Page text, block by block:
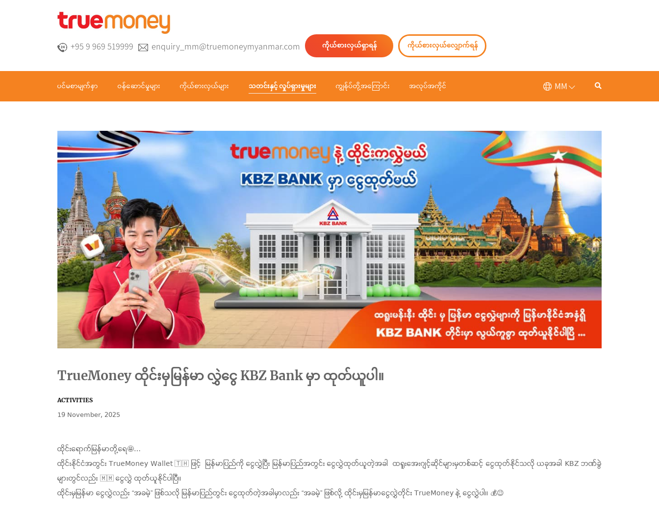
+95 9 969 519999 enquiry_mm@truemoneymyanmar.com ကိုယ်စားလှယ်ရှာရန် ကိုယ်စားလှယ်လျှောက်ရန်
ပင်မစာမျက်နှာ ဝန်ဆောင်မှုများ ကိုယ်စားလှယ်များ သတင်းနှင့် လှုပ်ရှားမှုများ ကျွန်ုပ်တို့အကြောင်း အလုပ်အကိုင် MM
TrueMoney ထိုင်းမှမြန်မာ လွှဲငွေ KBZ Bank မှာ ထုတ်ယူပါ။
ACTIVITIES
19 November, 2025
ထိုင်းရောက်မြန်မာတို့ရေ🤩…
ထိုင်းနိုင်ငံအတွင်း TrueMoney Wallet 🇹🇭 ဖြင့် မြန်မာပြည်ကို ငွေလွှဲပြီး မြန်မာပြည်အတွင်း ငွေလွှဲထုတ်ယူတဲ့အခါ ထရူးအေးဂျင့်ဆိုင်များမှတစ်ဆင့် ငွေထုတ်နိုင်သလို ယခုအခါ KBZ ဘဏ်ခွဲ
များတွင်လည်း 🇲🇲 ငွေလွှဲ ထုတ်ယူနိုင်ပါပြီ။
ထိုင်းမှမြန်မာ ငွေလွှဲလည်း “အခမဲ့” ဖြစ်သလို မြန်မာပြည်တွင်း ငွေထုတ်တဲ့အခါမှာလည်း “အခမဲ့” ဖြစ်လို့ ထိုင်းမှမြန်မာငွေလွှဲတိုင်း TrueMoney နဲ့ ငွေလွှဲပါ။ 💰😉